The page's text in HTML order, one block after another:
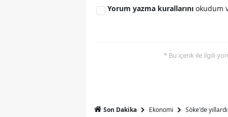
Yorum yazma kurallarını okudum
* Bu içerik ile ilgili
Son Dakika Ekonomi Söke'de